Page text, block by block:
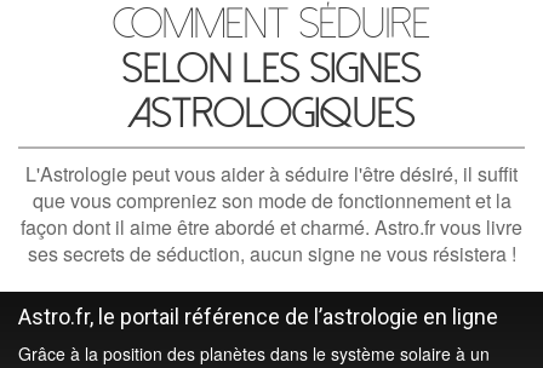
Comment séduire
selon les signes
astrologiques
L'Astrologie peut vous aider à séduire l'être désiré, il suffit
que vous compreniez son mode de fonctionnement et la
façon dont il aime être abordé et charmé. Astro.fr vous livre
ses secrets de séduction, aucun signe ne vous résistera !
Astro.fr, le portail référence de l’astrologie en ligne
Grâce à la position des planètes dans le système solaire à un